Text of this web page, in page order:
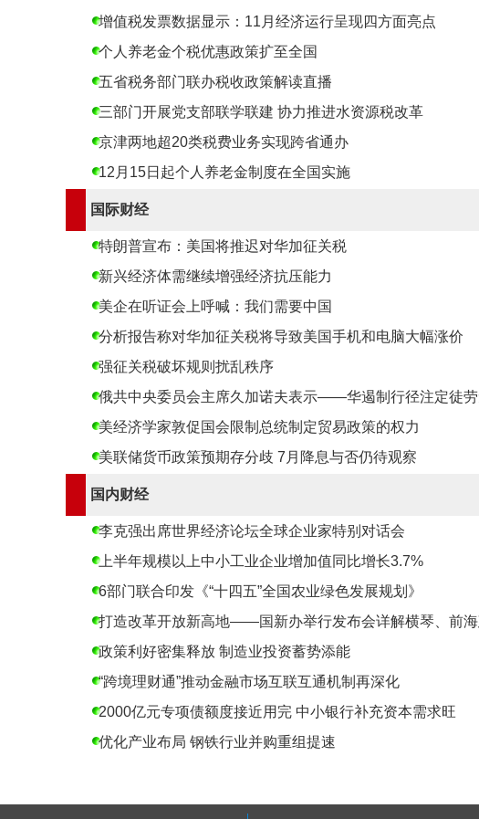
增值税发票数据显示：11月经济运行呈现四方面亮点
个人养老金个税优惠政策扩至全国
五省税务部门联办税收政策解读直播
三部门开展党支部联学联建 协力推进水资源税改革
京津两地超20类税费业务实现跨省通办
12月15日起个人养老金制度在全国实施
国际财经
特朗普宣布：美国将推迟对华加征关税
新兴经济体需继续增强经济抗压能力
美企在听证会上呼喊：我们需要中国
分析报告称对华加征关税将导致美国手机和电脑大幅涨价
强征关税破坏规则扰乱秩序
俄共中央委员会主席久加诺夫表示——华遏制行径注定徒
美经济学家敦促国会限制总统制定贸易政策的权力
美联储货币政策预期存分歧 7月降息与否仍待观察
国内财经
李克强出席世界经济论坛全球企业家特别对话会
上半年规模以上中小工业企业增加值同比增长3.7%
6部门联合印发《“十四五”全国农业绿色发展规划》
打造改革开放新高地——国新办举行发布会详解横琴、前
政策利好密集释放 制造业投资蓄势添能
“跨境理财通”推动金融市场互联互通机制再深化
2000亿元专项债额度接近用完 中小银行补充资本需求旺
优化产业布局 钢铁行业并购重组提速